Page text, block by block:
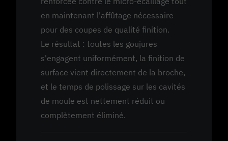
en maintenant l'affûtage nécessaire
pour des coupes de qualité finition.
Le résultat : toutes les goujures
s'engagent uniformément, la finition de
surface vient directement de la broche,
et le temps de polissage sur les cavités
de moule est nettement réduit ou
complètement éliminé.